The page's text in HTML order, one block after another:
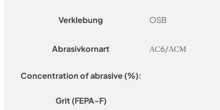
Verklebung OSB
Abrasivkornart АС6/АСМ
Concentration of abrasive (%):
Grit (FEPA-F)